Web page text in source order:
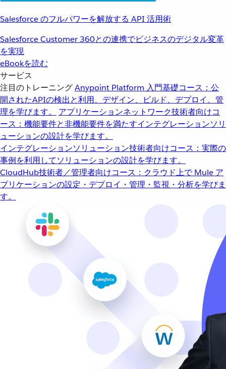
Salesforce のフルパワーを解放する API 活用術
Salesforce Customer 360との連携でビジネスのデジタル変革
を実現
eBookを読む
サービス
注目のトレーニングAnypoint Platform 入門基礎コース：公
開されたAPIの検出と利用、デザイン、ビルド、デプロイ、管
理を学びます。
アプリケーションネットワーク技術者向けコ
ース：機能要件と非機能要件を満たすインテグレーションソリ
ューションの設計を学びます。
インテグレーションソリューション技術者向けコース：実際の
事例を利用してソリューションの設計を学びます。
CloudHub技術者／管理者向けコース：クラウド上で Mule ア
プリケーションの設定・デプロイ・管理・監視・分析を学びま
す。